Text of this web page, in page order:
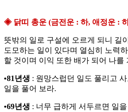
◈ 닭띠 총운 (금전운 : 하, 애정운 :
뜻밖의 일로 구설에 오르게 되니 길
도모하는 일이 있다며 열심히 노력
할 것이며 이익 또한 배가 되어 나를
•81년생 : 원망스럽던 일도 풀리고
일을 풀어 보라.
•69년생 : 너무 급하게 서두르면 일